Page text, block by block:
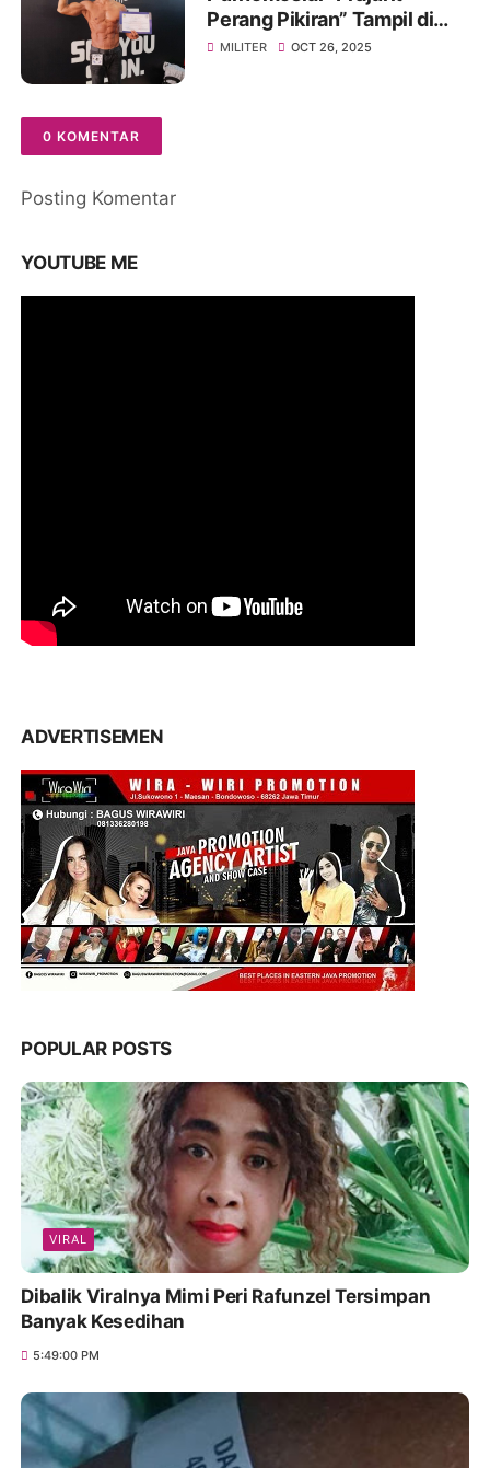
Perang Pikiran” Tampil di
Body Contest Piala Wali
MILITER OCT 26, 2025
0 KOMENTAR
Posting Komentar
YOUTUBE ME
ADVERTISEMEN
POPULAR POSTS
VIRAL
Dibalik Viralnya Mimi Peri Rafunzel Tersimpan
Banyak Kesedihan
5:49:00 PM